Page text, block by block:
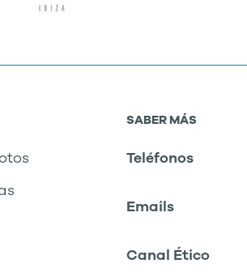
SABER MÁS
Teléfonos
Emails
Canal Ético